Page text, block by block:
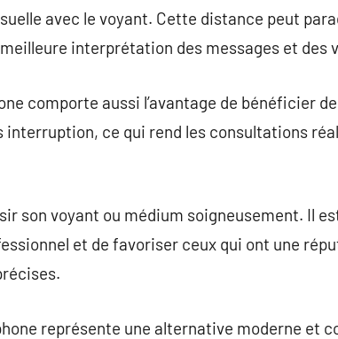
avec le voyant. Cette distance peut
interprétation des messages et des
comporte aussi l’avantage de bénéficier
ce qui rend les consultations
son voyant ou médium soigneusement. Il
et de favoriser ceux qui ont une
représente une alternative moderne et